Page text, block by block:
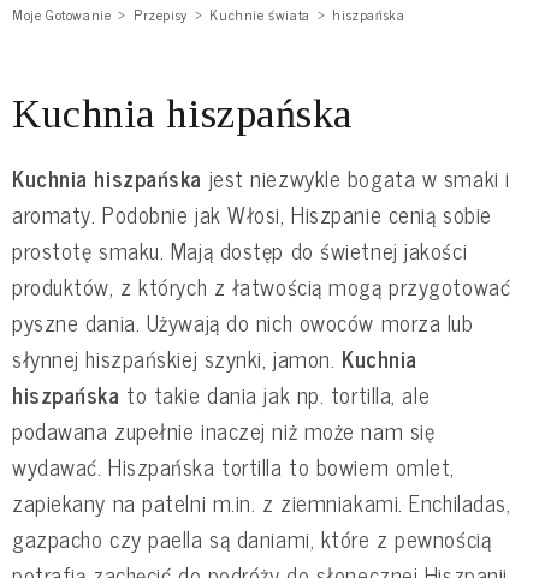
Moje Gotowanie Przepisy Kuchnie świata hiszpańska
Kuchnia hiszpańska
Kuchnia hiszpańska jest niezwykle bogata w smaki i
aromaty. Podobnie jak Włosi, Hiszpanie cenią sobie
prostotę smaku. Mają dostęp do świetnej jakości
produktów, z których z łatwością mogą przygotować
pyszne dania. Używają do nich owoców morza lub
słynnej hiszpańskiej szynki, jamon. Kuchnia
hiszpańska to takie dania jak np. tortilla, ale
podawana zupełnie inaczej niż może nam się
wydawać. Hiszpańska tortilla to bowiem omlet,
zapiekany na patelni m.in. z ziemniakami. Enchiladas,
gazpacho czy paella są daniami, które z pewnością